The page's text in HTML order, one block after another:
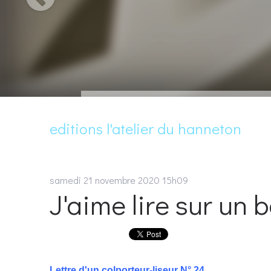
editions l'atelier du hanneton
samedi 21 novembre 2020 15h09
J'aime lire sur un